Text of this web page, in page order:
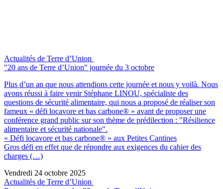
Actualités de Terre d’Union
"20 ans de Terre d’Union" journée du 3 octobre
Plus d’un an que nous attendions cette journée et nous y voilà. Nous
avons réussi à faire venir Stéphane LINOU, spécialiste des
questions de sécurité alimentaire, qui nous a proposé de réaliser son
fameux « défi locavore et bas carbone® » avant de proposer une
conférence grand public sur son thème de prédilection : "Résilience
alimentaire et sécurité nationale".
« Défi locavore et bas carbone® » aux Petites Cantines
Gros défi en effet que de répondre aux exigences du cahier des
charges (…)
Vendredi 24 octobre 2025
Actualités de Terre d’Union